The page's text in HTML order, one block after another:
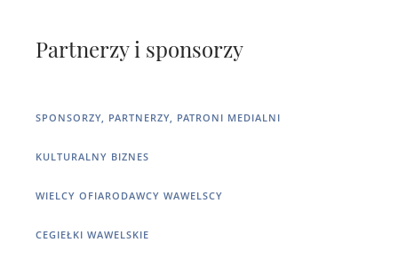
Partnerzy i sponsorzy
SPONSORZY, PARTNERZY, PATRONI MEDIALNI
KULTURALNY BIZNES
WIELCY OFIARODAWCY WAWELSCY
CEGIEŁKI WAWELSKIE